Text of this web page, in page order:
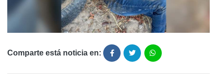
Comparte está noticia en: